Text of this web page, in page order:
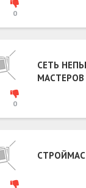
0
0
СЕТЬ
МАСТЕРОВ